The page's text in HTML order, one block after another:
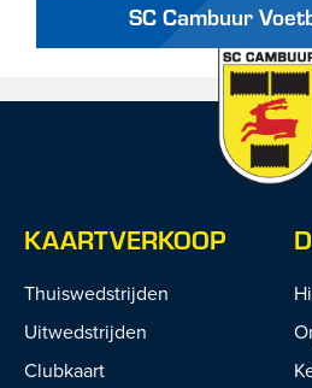
SC Cambuur
KAARTVERKOOP
Thuiswedstrijden
Uitwedstrijden
Clubkaart